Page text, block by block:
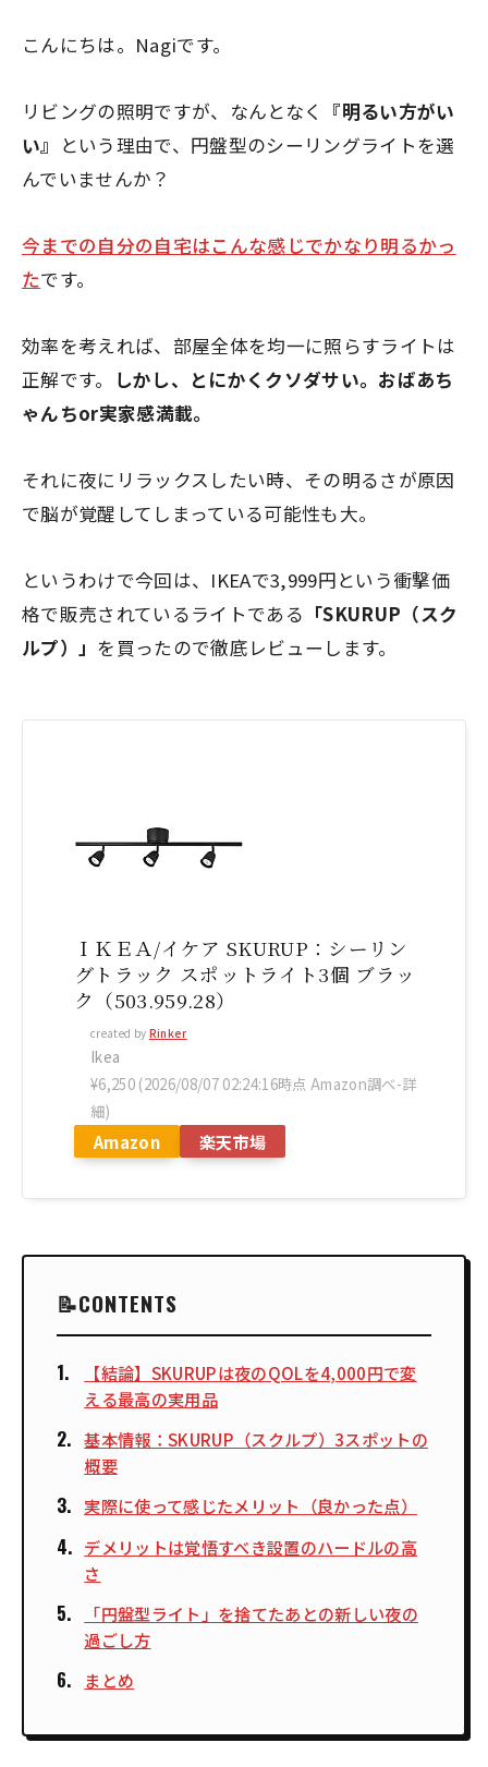
こんにちは。Nagiです。
リビングの照明ですが、なんとなく
『明るい方がい
い』 という理由で、円盤型のシーリングライトを選
んでいませんか？
今までの自分の自宅はこんな感じでかなり明るかっ
たです。
効率を考えれば、部屋全体を均一に照らすライトは
正解です。
しかし、とにかくクソダサい。おばあち
ゃんちor実家感満載。
それに夜にリラックスしたい時、その明るさが原因
で脳が覚醒してしまっている可能性も大。
というわけで今回は、IKEAで3,999円という衝撃価
格で販売されているライトである 「SKURUP（スク
ルプ）」 を買ったので徹底レビューします。
ＩＫＥＡ/イケア SKURUP：シーリン
グトラック スポットライト3個 ブラッ
ク（503.959.28）
created by Rinker
Ikea
¥6,250 (2026/08/07 02:24:16時点 Amazon調べ-詳
細)
Amazon 楽天市場
CONTENTS
【結論】SKURUPは夜のQOLを4,000円で変
える最高の実用品
基本情報：SKURUP（スクルプ）3スポットの
概要
実際に使って感じたメリット（良かった点）
デメリットは覚悟すべき設置のハードルの高
さ
「円盤型ライト」を捨てたあとの新しい夜の
過ごし方
まとめ